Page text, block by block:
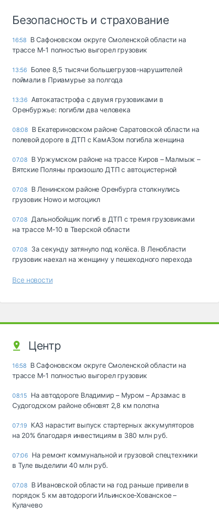
Безопасность и страхование
16:58 В Сафоновском округе Смоленской области на
трассе М-1 полностью выгорел грузовик
13:56 Более 8,5 тысячи большегрузов-нарушителей
поймали в Приамурье за полгода
13:36 Автокатастрофа с двумя грузовиками в
Оренбуржье: погибли два человека
08:08 В Екатериновском районе Саратовской области на
полевой дороге в ДТП с КамАЗом погибла женщина
07.08 В Уржумском районе на трассе Киров – Малмыж –
Вятские Поляны произошло ДТП с автоцистерной
07.08 В Ленинском районе Оренбурга столкнулись
грузовик Howo и мотоцикл
07.08 Дальнобойщик погиб в ДТП с тремя грузовиками
на трассе М-10 в Тверской области
07.08 За секунду затянуло под колёса. В Ленобласти
грузовик наехал на женщину у пешеходного перехода
Все новости
Центр
16:58 В Сафоновском округе Смоленской области на
трассе М-1 полностью выгорел грузовик
08:15 На автодороге Владимир – Муром – Арзамас в
Судогодском районе обновят 2,8 км полотна
07:19 КАЗ нарастит выпуск стартерных аккумуляторов
на 20% благодаря инвестициям в 380 млн руб.
07:06 На ремонт коммунальной и грузовой спецтехники
в Туле выделили 40 млн руб.
07.08 В Ивановской области на год раньше привели в
порядок 5 км автодороги Ильинское-Хованское –
Кулачево